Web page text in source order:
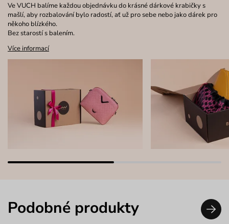
Ve VUCH balíme každou objednávku do krásné dárkové krabičky s
mašlí, aby rozbalování bylo radostí, ať už pro sebe nebo jako dárek pro
někoho blízkého.
Bez starostí s balením.
Více informací
Podobné produkty